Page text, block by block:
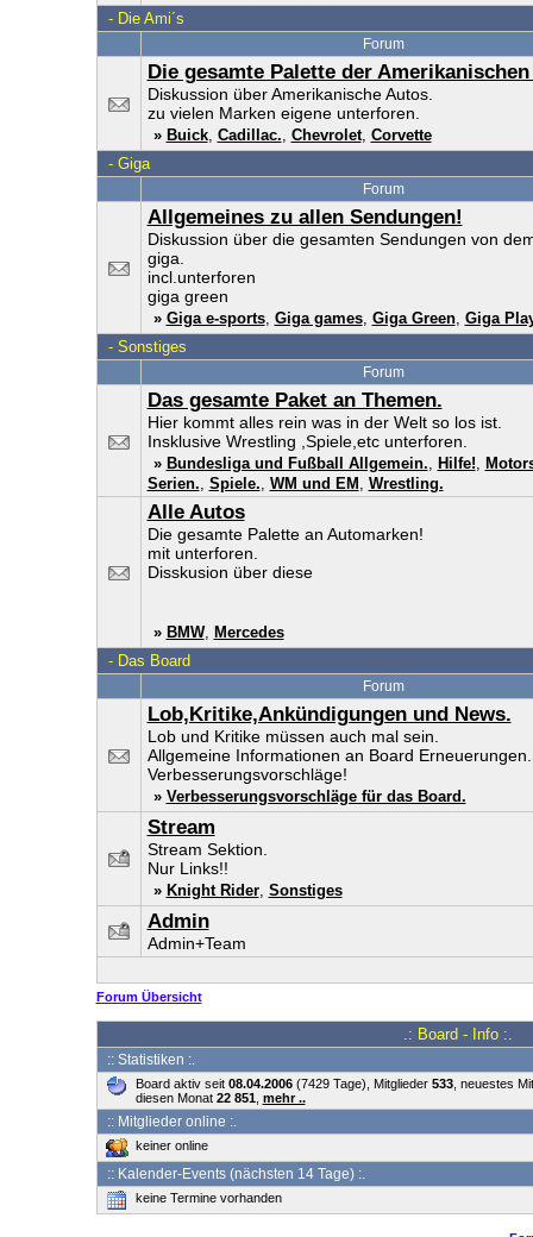
- Die Ami´s
Forum
Die gesamte Palette der
Diskussion über Amerikanische Autos.
zu vielen Marken eigene unterforen.
» Buick, Cadillac., Chevrolet, Corvette
- Giga
Forum
Allgemeines zu allen Sendungen!
Diskussion über die gesamten Sendungen von
giga.
incl.unterforen
giga green
» Giga e-sports, Giga games, Giga Green, Giga
- Sonstiges
Forum
Das gesamte Paket an Themen.
Hier kommt alles rein was in der Welt so los ist.
Insklusive Wrestling ,Spiele,etc unterforen.
» Bundesliga und Fußball Allgemein., Hilfe!,
Serien., Spiele., WM und EM , Wrestling.
Alle Autos
Die gesamte Palette an Automarken!
mit unterforen.
Disskusion über diese
» BMW, Mercedes
- Das Board
Forum
Lob,Kritike,Ankündigungen und News.
Lob und Kritike müssen auch mal sein.
Allgemeine Informationen an Board
Verbesserungsvorschläge!
» Verbesserungsvorschläge für das Board.
Stream
Stream Sektion.
Nur Links!!
» Knight Rider, Sonstiges
Admin
Admin+Team
Forum Übersicht
.: Board - Info :.
:: Statistiken :.
Board aktiv seit 08.04.2006(7429 Tage), Mitglieder 533, neuestes
diesen Monat 22 851, mehr ..
:: Mitglieder online :.
keiner online
:: Kalender-Events (nächsten 14 Tage) :.
keine Termine vorhanden